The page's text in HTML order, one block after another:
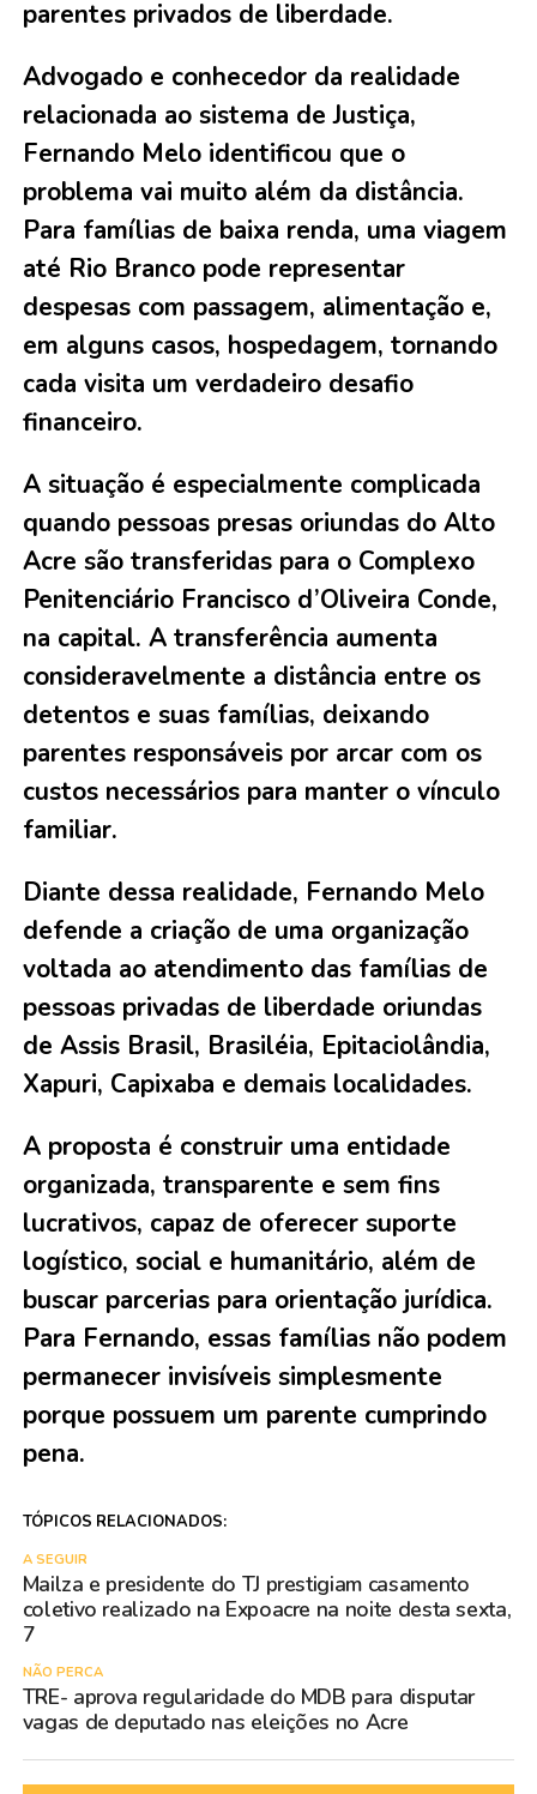
parentes privados de liberdade.
Advogado e conhecedor da realidade
relacionada ao sistema de Justiça,
Fernando Melo identificou que o
problema vai muito além da distância.
Para famílias de baixa renda, uma viagem
até Rio Branco pode representar
despesas com passagem, alimentação e,
em alguns casos, hospedagem, tornando
cada visita um verdadeiro desafio
financeiro.
A situação é especialmente complicada
quando pessoas presas oriundas do Alto
Acre são transferidas para o Complexo
Penitenciário Francisco d’Oliveira Conde,
na capital. A transferência aumenta
consideravelmente a distância entre os
detentos e suas famílias, deixando
parentes responsáveis por arcar com os
custos necessários para manter o vínculo
familiar.
Diante dessa realidade, Fernando Melo
defende a criação de uma organização
voltada ao atendimento das famílias de
pessoas privadas de liberdade oriundas
de Assis Brasil, Brasiléia, Epitaciolândia,
Xapuri, Capixaba e demais localidades.
A proposta é construir uma entidade
organizada, transparente e sem fins
lucrativos, capaz de oferecer suporte
logístico, social e humanitário, além de
buscar parcerias para orientação jurídica.
Para Fernando, essas famílias não podem
permanecer invisíveis simplesmente
porque possuem um parente cumprindo
pena.
TÓPICOS RELACIONADOS:
A SEGUIR
Mailza e presidente do TJ prestigiam casamento
coletivo realizado na Expoacre na noite desta sexta,
7
NÃO PERCA
TRE- aprova regularidade do MDB para disputar
vagas de deputado nas eleições no Acre